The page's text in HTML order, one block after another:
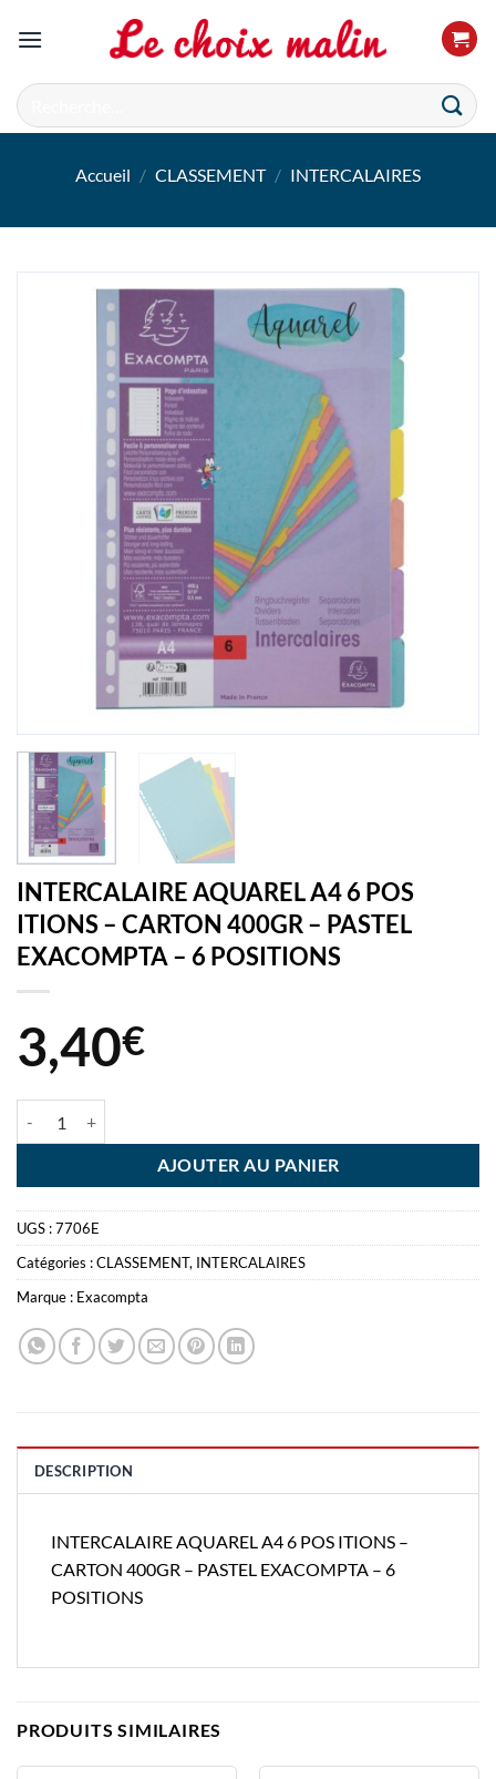
Recherche
pour :
Accueil / CLASSEMENT / INTERCALAIRES
INTERCALAIRE AQUAREL A4 6 POS
ITIONS – CARTON 400GR – PASTEL
EXACOMPTA – 6 POSITIONS
3,40€
AJOUTER AU PANIER
UGS :7706E
Catégories :CLASSEMENT, INTERCALAIRES
Marque : Exacompta
DESCRIPTION
INTERCALAIRE AQUAREL A4 6 POS ITIONS –
CARTON 400GR – PASTEL EXACOMPTA – 6
POSITIONS
PRODUITS SIMILAIRES